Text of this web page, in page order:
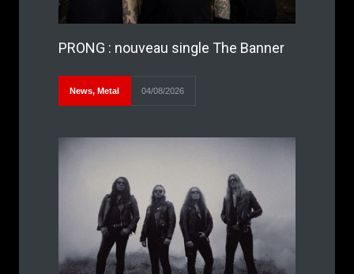
PRONG : nouveau single The Banner
News, Metal 04/08/2026